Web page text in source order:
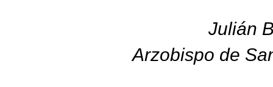
Julián
Arzobispo de